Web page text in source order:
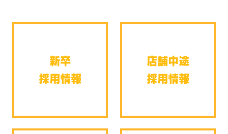
新卒
採用情報
店舗中途
採用情報